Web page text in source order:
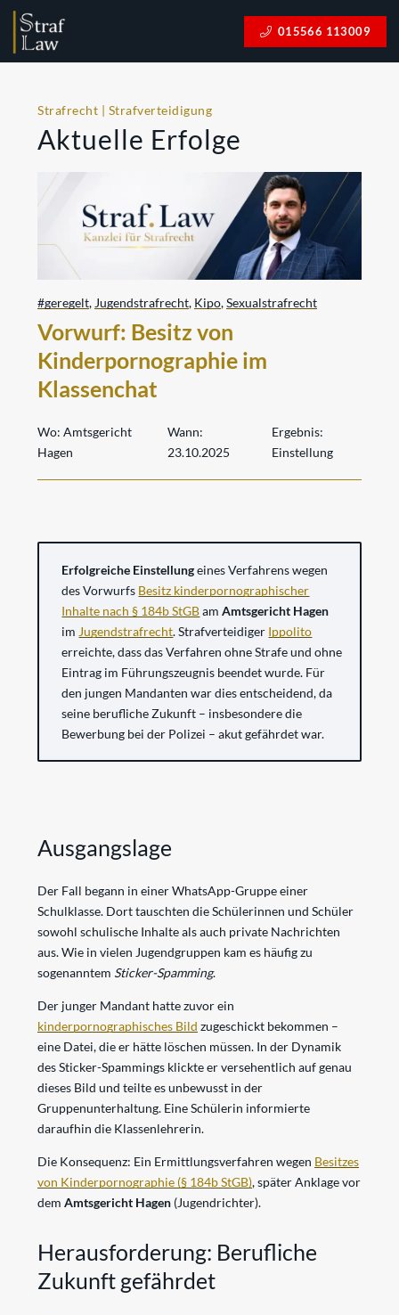
015566 113009
Strafrecht | Strafverteidigung
Aktuelle Erfolge
#geregelt, Jugendstrafrecht, Kipo,Sexualstrafrecht
Vorwurf: Besitz von
Kinderpornographie im
Klassenchat
Wo: Amtsgericht
Hagen
Wann:
23.10.2025
Ergebnis:
Einstellung
Erfolgreiche Einstellungeines Verfahrens wegen
des Vorwurfs Besitz kinderpornographischer
Inhalte nach § 184b StGBamAmtsgericht Hagen
im Jugendstrafrecht. Strafverteidiger Ippolito
erreichte, dass das Verfahren ohne Strafe und ohne
Eintrag im Führungszeugnis beendet wurde. Für
den jungen Mandanten war dies entscheidend, da
seine berufliche Zukunft – insbesondere die
Bewerbung bei der Polizei – akut gefährdet war.
Ausgangslage
Der Fall begann in einer WhatsApp-Gruppe einer
Schulklasse. Dort tauschten die Schülerinnen und Schüler
sowohl schulische Inhalte als auch private Nachrichten
aus. Wie in vielen Jugendgruppen kam es häufig zu
sogenanntem Sticker-Spamming.
Der junger Mandant hatte zuvor ein
kinderpornographisches Bild zugeschickt bekommen –
eine Datei, die er hätte löschen müssen. In der Dynamik
des Sticker-Spammings klickte er versehentlich auf genau
dieses Bild und teilte es unbewusst in der
Gruppenunterhaltung. Eine Schülerin informierte
daraufhin die Klassenlehrerin.
Die Konsequenz: Ein Ermittlungsverfahren wegen Besitzes
von Kinderpornographie (§ 184b StGB), später Anklage vor
dem Amtsgericht Hagen (Jugendrichter).
Herausforderung: Berufliche
Zukunft gefährdet